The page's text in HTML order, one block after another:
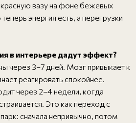
красную вазу на фоне бежевых
энергия есть, а перегрузки
в интерьере дадут эффект?
через 3–7 дней. Мозг привыкает к
реагировать спокойнее.
через 2–4 недели, когда
Это как переход с
сначала непривычно, потом